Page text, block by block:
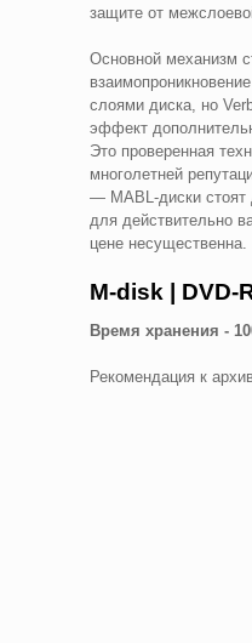
защите от
Основной механизм
слоями диска, но
эффект
Это проверенная
многолетней
— MABL-диски
для действительно
цене несущественна.
M-disk | DVD-
Время хранения -
Рекомендация к